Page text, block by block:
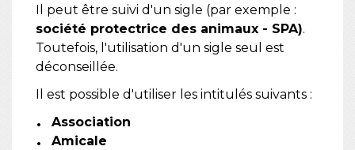
Il peut être suivi d'un sigle (par exemple :
société protectrice des animaux - SPA).
Toutefois, l'utilisation d'un sigle seul est
déconseillée.
Il est possible d'utiliser les intitulés suivants :
Association
Amicale